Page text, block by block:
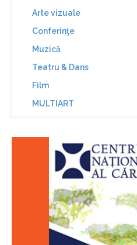
Arte vizuale
Conferinţe
Muzică
Teatru & Dans
Film
MULTIART